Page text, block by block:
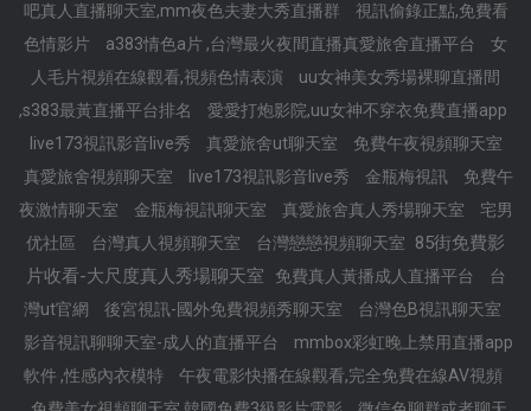
吧真人直播聊天室,mm夜色夫妻大秀直播群
視訊偷錄正點,免費看
色情影片
a383情色a片 ,台灣最火夜間直播真愛旅舍直播平台
女
人毛片視頻在線觀看,視頻色情表演
uu女神美女秀場裸聊直播間
,s383最黃直播平台排名
愛愛打炮影院,uu女神不穿衣免費直播app
live173視訊影音live秀
真愛旅舍ut聊天室
免費午夜視頻聊天室
真愛旅舍視頻聊天室
live173視訊影音live秀 金瓶梅視訊
免費午
夜激情聊天室
金瓶梅視訊聊天室 真愛旅舍真人秀場聊天室
宅男
优社區
台灣真人視頻聊天室 台灣戀戀視頻聊天室
85街免費影
片收看-大尺度真人秀場聊天室
免費真人黃播成人直播平台
台
灣ut官網
後宮視訊-國外免費視頻秀聊天室
台灣色B視訊聊天室
影音視訊聊聊天室-成人的直播平台
mmbox彩虹晚上禁用直播app
軟件 ,性感內衣模特
午夜電影快播在線觀看,完全免費在線AV視頻